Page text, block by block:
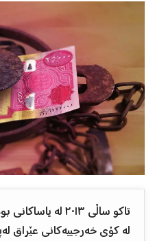
تاكو ساڵی ٢٠١٣
له‌ كۆی خه‌رجییه‌كانی عێراق